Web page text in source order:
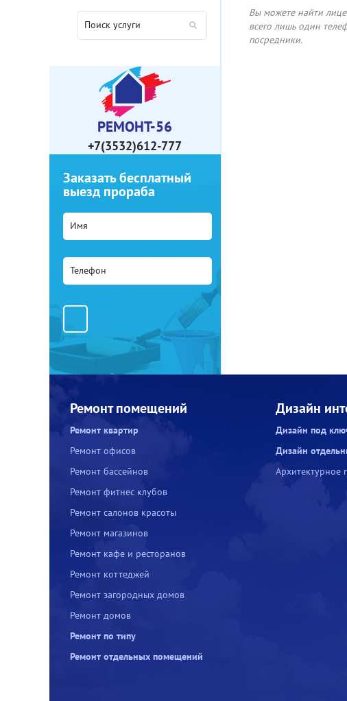
РЕМОНТ-56
+7(3532)612-777
Заказать бесплатный
выезд прораба
Вы можете найти
всего лишь один
посредники.
Ремонт помещений
Ремонт квартир
Ремонт офисов
Ремонт бассейнов
Ремонт фитнес клубов
Ремонт салонов красоты
Ремонт магазинов
Ремонт кафе и ресторанов
Ремонт коттеджей
Ремонт загородных домов
Ремонт домов
Ремонт по типу
Ремонт отдельных помещений
Дизайн
Дизайн под
Дизайн
Архитектурное